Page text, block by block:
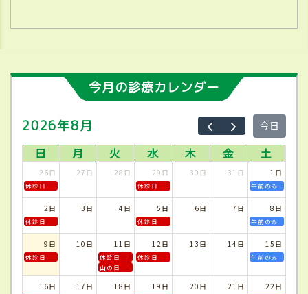
今月の診療カレンダー
2026年8月 今日
日 月 火 水 木 金 土
26日
休診日
27日 28日 29日
休診日
30日 31日 1日
午前のみ
2日
休診日
3日 4日 5日
休診日
6日 7日 8日
午前のみ
9日
休診日
10日 11日
休診日
山の日
12日
休診日
13日 14日 15日
午前のみ
16日 17日 18日 19日 20日 21日 22日